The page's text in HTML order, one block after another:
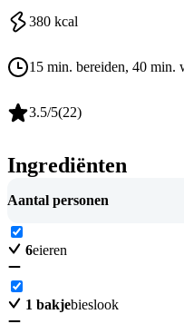
380 kcal
15 min. bereiden, 40 min.
3.5/5(22)
Ingrediënten
Aantal personen
6eieren
1 bakjebieslook